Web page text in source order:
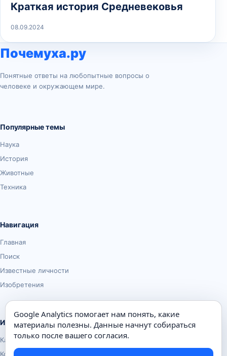
Краткая история Средневековья
08.09.2024
Почемуха.ру
Понятные ответы на любопытные вопросы о
человеке и окружающем мире.
Популярные темы
Наука
История
Животные
Техника
Навигация
Главная
Поиск
Известные личности
Изобретения
Информация
Карта сайта
Контакты
Google Analytics помогает нам понять, какие
материалы полезны. Данные начнут собираться
только после вашего согласия.